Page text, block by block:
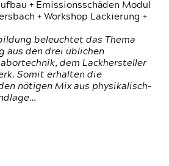
+ Emissionsschäden Modul
+ Workshop Lackierung +
beleuchtet das Thema
aus den drei üblichen
dem Lackhersteller
Somit erhalten die
nötigen Mix aus physikalisch-